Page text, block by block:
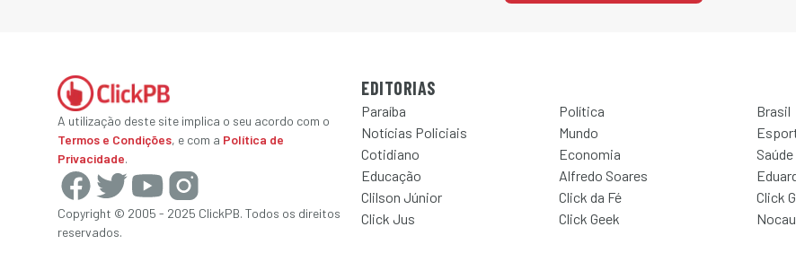
A utilização deste site implica o seu acordo com o
Termos e Condições, e com a Política de
Privacidade.
Copyright © 2005 - 2025 ClickPB. Todos os direitos
reservados.
EDITORIAS
Paraíba Política
Brasil
Notícias Policiais
Mundo
Cotidiano
Economia
Saúde
Educação
Alfredo Soares
Clilson Júnior
Click da Fé
Click
Click Jus
Click Geek